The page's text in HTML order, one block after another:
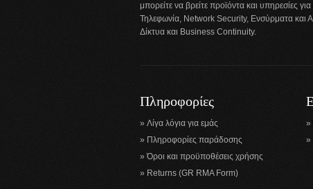
μπορείτε να βρείτε προϊόντα και υπηρεσίες
Τηλεφωνία, Network Security, Ενσύρματα και
Δίκτυα και Business Continuity.
Πληροφορίες
Λίγα λόγια για εμάς
Πληροφορίες παράδοσης
Όροι και προϋποθέσεις χρήσης
Returns (GR RMA Form)